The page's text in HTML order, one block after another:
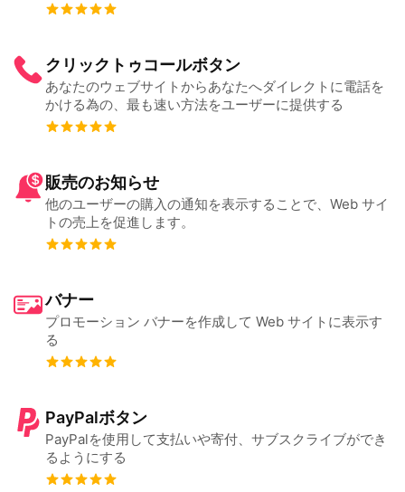
クリックトゥコールボタン
あなたのウェブサイトからあなたへダイレクトに電話を
かける為の、最も速い方法をユーザーに提供する
販売のお知らせ
他のユーザーの購入の通知を表示することで、Web サイ
トの売上を促進します。
バナー
プロモーション バナーを作成して Web サイトに表示す
る
PayPalボタン
PayPalを使用して支払いや寄付、サブスクライブができ
るようにする